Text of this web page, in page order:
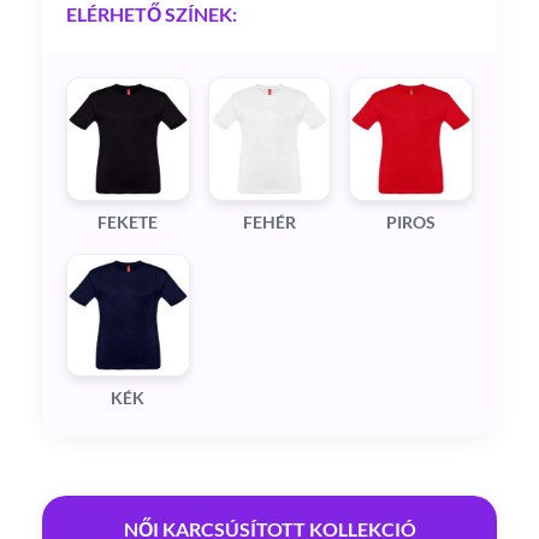
ELÉRHETŐ SZÍNEK:
FEKETE FEHÉR PIROS
KÉK
NŐI KARCSÚSÍTOTT KOLLEKCIÓ